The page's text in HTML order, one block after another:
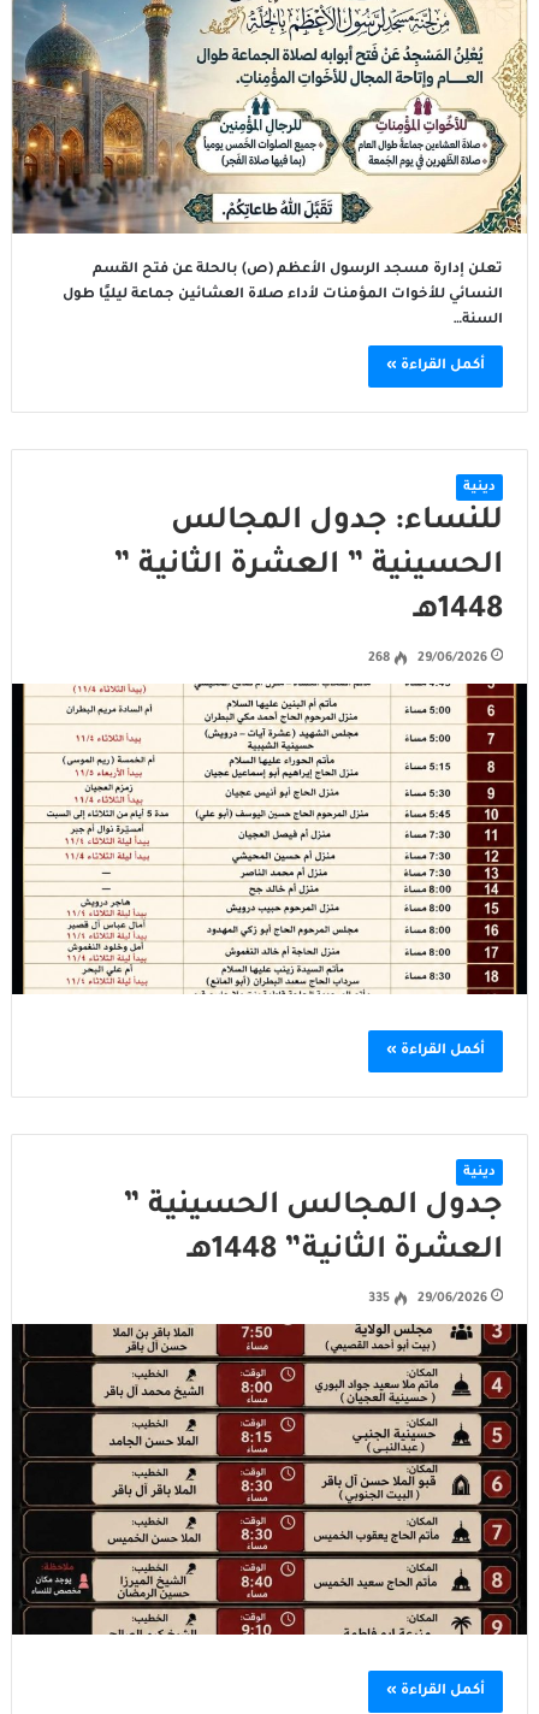
تعلن إدارة مسجد الرسول الأعظم (ص) بالحلة عن فتح القسم
النسائي للأخوات المؤمنات لأداء صلاة العشائين جماعة ليليًا طول
السنة…
أكمل القراءة »
دينية
للنساء: جدول المجالس
الحسينية ” العشرة الثانية ”
1448هـ
29/06/2026
268
أكمل القراءة »
دينية
جدول المجالس الحسينية ”
العشرة الثانية” 1448هـ
29/06/2026
335
أكمل القراءة »